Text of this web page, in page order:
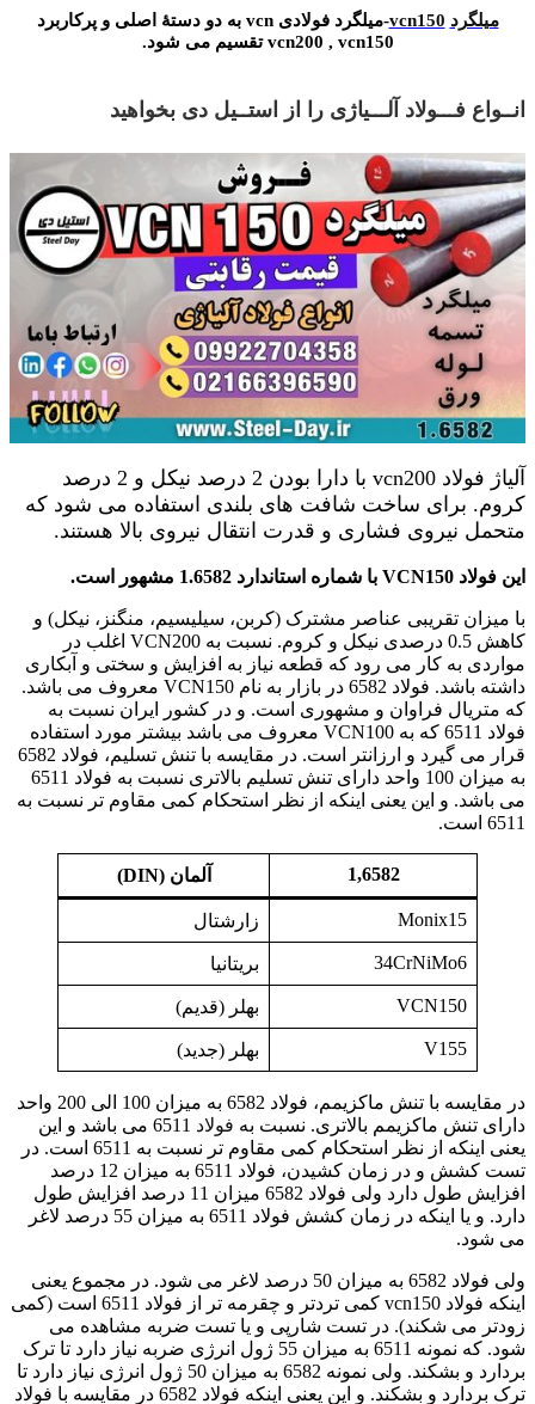
میلگرد vcn150
-میلگرد فولادی vcn به دو دستۀ اصلی و پرکاربرد
vcn200 , vcn150 تقسیم می شود.
انــواع فـــولاد آلـــیاژی را از استــیل دی بخواهید
آلیاژ فولاد vcn200 با دارا بودن 2 درصد نیکل و 2 درصد
کروم. برای ساخت شافت های بلندی استفاده می شود که
متحمل نیروی فشاری و قدرت انتقال نیروی بالا هستند.
این فولاد VCN150 با شماره استاندارد 1.6582 مشهور است.
با میزان تقریبی عناصر مشترک (کربن، سیلیسیم، منگنز، نیکل) و
کاهش 0.5 درصدی نیکل و کروم. نسبت به VCN200 اغلب در
مواردی به کار می رود که قطعه نیاز به افزایش و سختی و آبکاری
داشته باشد. فولاد 6582 در بازار به نام VCN150 معروف می باشد.
که متریال فراوان و مشهوری است. و در کشور ایران نسبت به
فولاد 6511 که به VCN100 معروف می باشد بیشتر مورد استفاده
قرار می گیرد و ارزانتر است. در مقایسه با تنش تسلیم، فولاد 6582
به میزان 100 واحد دارای تنش تسلیم بالاتری نسبت به فولاد 6511
می باشد. و این یعنی اینکه از نظر استحکام کمی مقاوم تر نسبت به
6511 است.
1,6582 آلمان(
DIN)
Monix15 زارشتال
34CrNiMo6 بریتانیا
VCN150 بهلر (قدیم)
V155 بهلر (جدید)
در مقایسه با تنش ماکزیمم، فولاد 6582 به میزان 100 الی 200 واحد
دارای تنش ماکزیمم بالاتری. نسبت به فولاد
6511 می باشد و این
یعنی اینکه از نظر استحکام کمی مقاوم تر نسبت به 6511 است. در
تست کشش و در زمان کشیدن، فولاد 6511 به میزان 12 درصد
افزایش طول دارد ولی فولاد 6582 میزان 11 درصد افزایش طول
دارد. و یا اینکه در زمان کشش فولاد 6511 به میزان 55 درصد لاغر
می شود.
ولی فولاد 6582 به میزان 50 درصد لاغر می شود. در مجموع یعنی
اینکه فولاد vcn150 کمی تردتر و چقرمه تر از فولاد 6511 است (کمی
زودتر می شکند). در تست شارپی و یا تست ضربه مشاهده می
شود. که نمونه 6511 به میزان 55 ژول انرژی ضربه نیاز دارد تا ترک
بردارد و بشکند. ولی نمونه 6582 به میزان 50 ژول انرژی نیاز دارد تا
ترک بردارد و بشکند. و این یعنی اینکه فولاد 6582 در مقایسه با فولاد